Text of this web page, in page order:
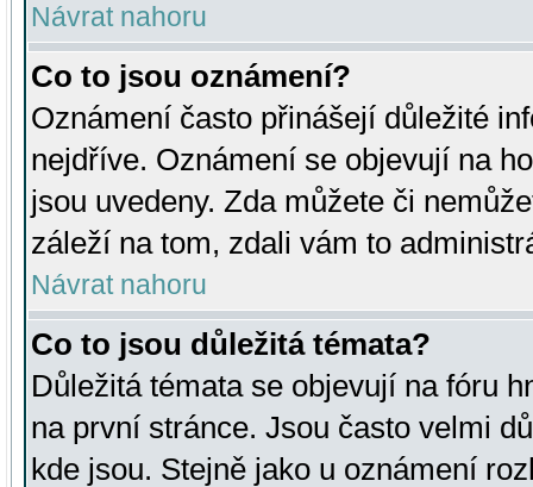
Návrat nahoru
Co to jsou oznámení?
Oznámení často přinášejí důležité
nejdříve. Oznámení se objevují na
jsou uvedeny. Zda můžete či
záleží na tom, zdali vám to
Návrat nahoru
Co to jsou důležitá témata?
Důležitá témata se objevují na fóru
na první stránce. Jsou často velmi
kde jsou. Stejně jako u oznámení